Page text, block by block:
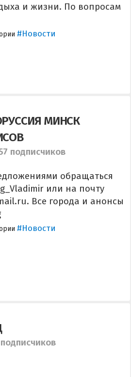
и жизни. По вопросам
#Новости
МИНСК
подписчиков
обращаться
или на почту
Все города и анонсы
#Новости